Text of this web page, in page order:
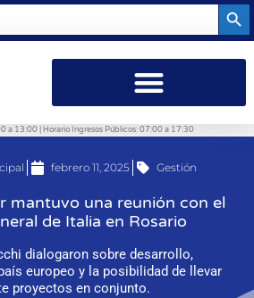
a 13:00 | Horario Ingresos Públicos: 07:00 a 17:30
febrero 11, 2025 Gestión
mantuvo una reunión con el
de Italia en Rosario
dialogaron sobre desarrollo,
europeo y la posibilidad de llevar
proyectos en conjunto.